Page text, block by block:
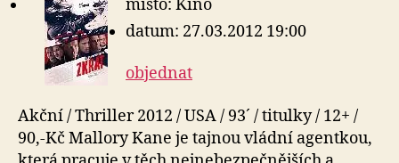
místo: Kino
datum: 27.03.2012 19:00
objednat
Akční / Thriller 2012 / USA / 93´ / titulky / 12+ /
90,-Kč Mallory Kane je tajnou vládní agentkou,